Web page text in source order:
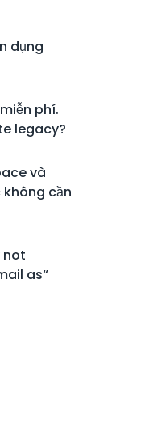
dụng
phí.
legacy?
và
cần
not
as“